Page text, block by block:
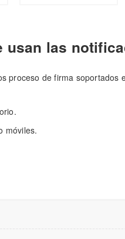
usan las
proceso de firma soportados
móviles.